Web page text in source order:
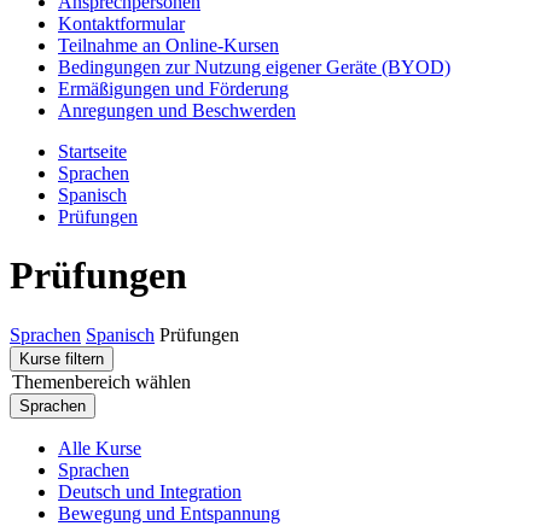
Kontaktformular
Teilnahme an Online-Kursen
Bedingungen zur Nutzung eigener Geräte (BYOD)
Ermäßigungen und Förderung
Anregungen und Beschwerden
Startseite
Sprachen
Spanisch
Prüfungen
Prüfungen
Sprachen Spanisch Prüfungen
Kurse filtern
Themenbereich wählen
Sprachen
Alle Kurse
Sprachen
Deutsch und Integration
Bewegung und Entspannung